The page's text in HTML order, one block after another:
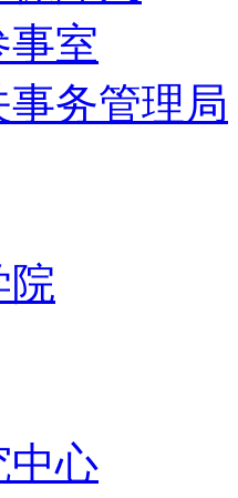
事室
事务管理局
院
中心